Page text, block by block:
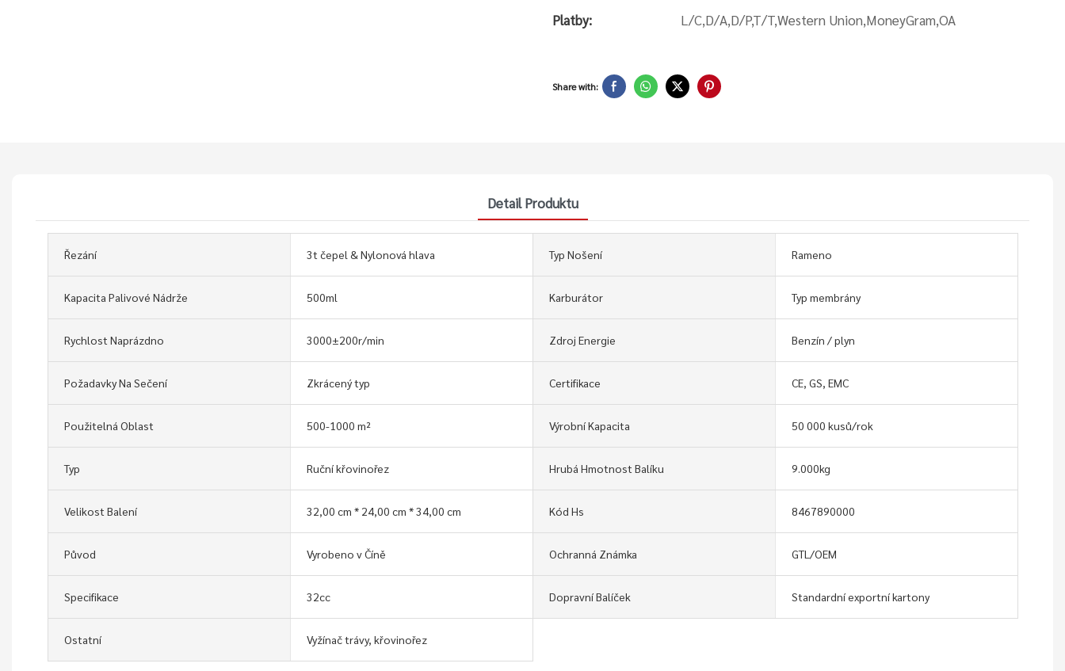
Platby:
L/C,D/A,D/P,T/T,Western Union,MoneyGram,OA
Share with:
Detail Produktu
Řezání 3t čepel & Nylonová hlava Typ Nošení Rameno
Kapacita Palivové Nádrže 500ml Karburátor Typ membrány
Rychlost Naprázdno 3000±200r/min Zdroj Energie Benzín / plyn
Požadavky Na Sečení Zkrácený typ Certifikace CE, GS, EMC
Použitelná Oblast 500-1000 m² Výrobní Kapacita 50 000 kusů/rok
Typ Ruční křovinořez Hrubá Hmotnost Balíku 9.000kg
Velikost Balení 32,00 cm * 24,00 cm * 34,00 cm Kód Hs 8467890000
Původ Vyrobeno v Číně Ochranná Známka GTL/OEM
Specifikace 32cc Dopravní Balíček Standardní exportní kartony
Ostatní Vyžínač trávy, křovinořez